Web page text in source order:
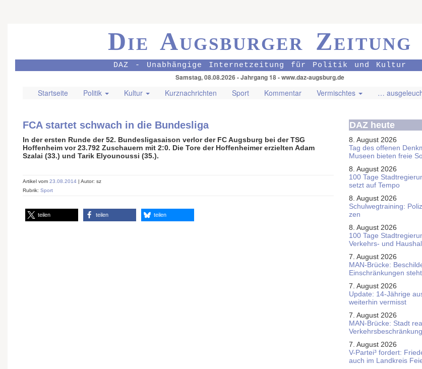
Die Augsburger Zeitung
DAZ - Unabhängige Internetzeitung für Politik und Kultur
Samstag, 08.08.2026 - Jahrgang 18 - www.daz-augsburg.de
Startseite Politik Kultur Kurznachrichten Sport Kommentar Vermischtes …
FCA startet schwach in die Bundesliga
In der ersten Runde der 52. Bundesligasaison verlor der FC Augsburg bei der TSG
Hoffenheim vor 23.792 Zuschauern mit 2:0. Die Tore der Hoffenheimer erzielten Adam
Szalai (33.) und Tarik Elyounoussi (35.).
Artikel vom 23.08.2014 | Autor: sz
Rubrik: Sport
teilen teilen teilen
DAZ heute
8. August 2026
Tag des offenen
Museen bieten freie
8. August 2026
100 Tage
setzt auf Tempo
8. August 2026
Schul­weg­trai­ning:
zen
8. August 2026
100 Tage
Verkehrs- und
7. August 2026
MAN-Brücke:
Einschränkungen steht
7. August 2026
Update: 14-Jährige
weiterhin vermisst
7. August 2026
MAN-Brücke: Stadt
7. August 2026
V-Partei­³ fordert:
auch im Land­kreis